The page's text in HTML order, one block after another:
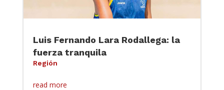
Luis Fernando Lara Rodallega: la
fuerza tranquila
Región
read more